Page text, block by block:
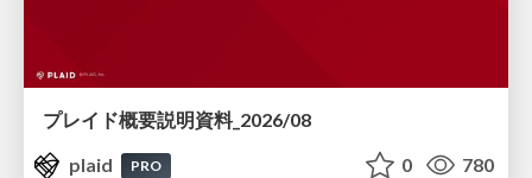
プレイド概要説明資料_2026/08
plaid
PRO 0 780